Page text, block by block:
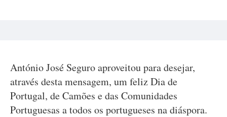
António José Seguro aproveitou para desejar,
através desta mensagem, um feliz Dia de
Portugal, de Camões e das Comunidades
Portuguesas a todos os portugueses na diáspora.